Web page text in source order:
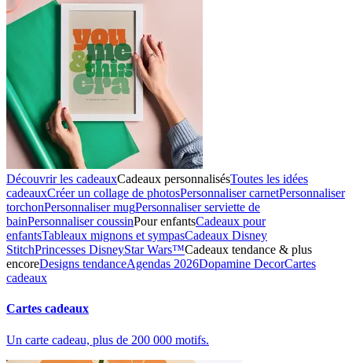
Découvrir les cadeauxCadeaux personnalisésToutes les idées
cadeauxCréer un collage de photosPersonnaliser carnetPersonnaliser
torchonPersonnaliser mugPersonnaliser serviette de
bainPersonnaliser coussinPour enfantsCadeaux pour
enfantsTableaux mignons et sympasCadeaux Disney
StitchPrincesses DisneyStar Wars™Cadeaux tendance & plus
encoreDesigns tendanceAgendas 2026Dopamine DecorCartes
cadeaux
Cartes cadeaux
Un carte cadeau, plus de 200 000 motifs.